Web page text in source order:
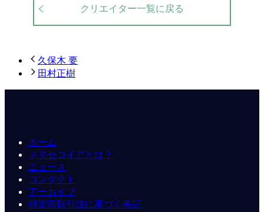
クリエイター一覧に戻る
久保木 要
田村正樹
ホーム
メタセコイアとは？
ニュース
コンタクト
アーカイブ
特定商取引法に基づく表記